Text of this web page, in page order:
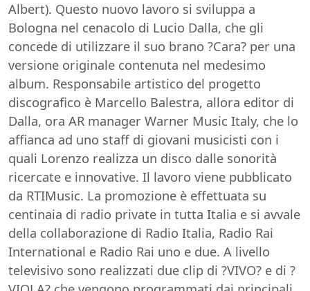
Albert). Questo nuovo lavoro si sviluppa a
Bologna nel cenacolo di Lucio Dalla, che gli
concede di utilizzare il suo brano ?Cara? per una
versione originale contenuta nel medesimo
album. Responsabile artistico del progetto
discografico è Marcello Balestra, allora editor di
Dalla, ora AR manager Warner Music Italy, che lo
affianca ad uno staff di giovani musicisti con i
quali Lorenzo realizza un disco dalle sonorità
ricercate e innovative. Il lavoro viene pubblicato
da RTIMusic. La promozione è effettuata su
centinaia di radio private in tutta Italia e si avvale
della collaborazione di Radio Italia, Radio Rai
International e Radio Rai uno e due. A livello
televisivo sono realizzati due clip di ?VIVO? e di ?